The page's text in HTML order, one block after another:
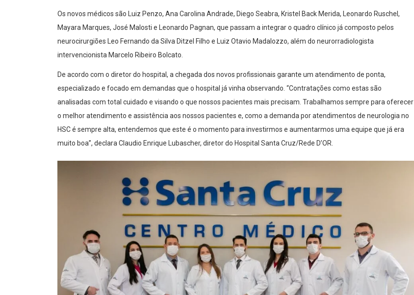
Os novos médicos são Luiz Penzo, Ana Carolina Andrade, Diego Seabra, Kristel Back Merida, Leonardo Ruschel,
Mayara Marques, José Malosti e Leonardo Pagnan, que passam a integrar o quadro clínico já composto pelos
neurocirurgiões Leo Fernando da Silva Ditzel Filho e Luiz Otavio Madalozzo, além do neurorradiologista
intervencionista Marcelo Ribeiro Bolcato.
De acordo com o diretor do hospital, a chegada dos novos profissionais garante um atendimento de ponta,
especializado e focado em demandas que o hospital já vinha observando. “Contratações como estas são
analisadas com total cuidado e visando o que nossos pacientes mais precisam. Trabalhamos sempre para oferecer
o melhor atendimento e assistência aos nossos pacientes e, como a demanda por atendimentos de neurologia no
HSC é sempre alta, entendemos que este é o momento para investirmos e aumentarmos uma equipe que já era
muito boa”, declara Claudio Enrique Lubascher, diretor do Hospital Santa Cruz/Rede D’OR.